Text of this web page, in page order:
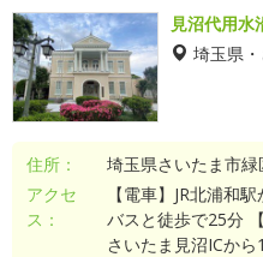
見沼代用水
埼玉県
住所：
埼玉県さいたま市
アクセ
ス：
【電車】JR北浦和
バスと徒歩で25分
さいたま見沼ICから